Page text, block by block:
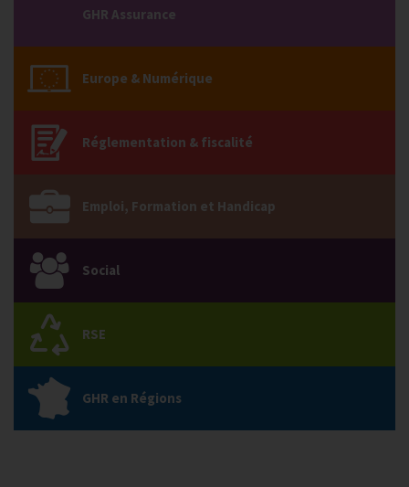
GHR Assurance
Europe & Numérique
Réglementation & fiscalité
Emploi, Formation et Handicap
Social
RSE
GHR en Régions